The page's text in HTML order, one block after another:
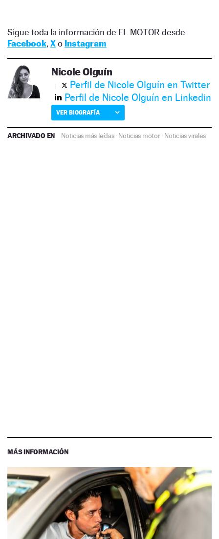
Sigue toda la información de EL MOTOR desde
Facebook, Xo Instagram
Nicole Olguín
Perfil de Nicole Olguín en Twitter
Perfil de Nicole Olguín en Linkedin
VER BIOGRAFÍA
ARCHIVADO EN Noticias más leídas· Noticias motor·Noticias virales
MÁS INFORMACIÓN